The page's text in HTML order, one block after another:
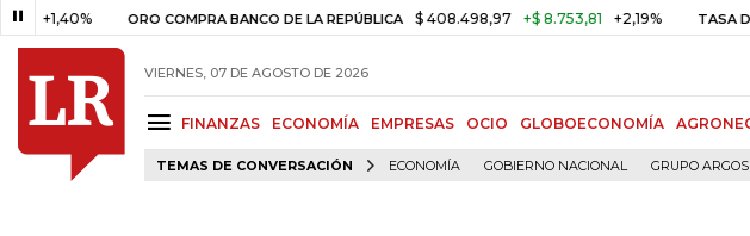
ORO COMPRA BANCO DE LA REPÚBLICA $ 408.498,97 +$ 8.753,81 +2,19% TASA DE
VIERNES, 07 DE AGOSTO DE 2026
FINANZAS ECONOMÍA EMPRESAS OCIO GLOBOECONOMÍA
TEMAS DE CONVERSACIÓN ECONOMÍA GOBIERNO NACIONAL GRUPO ARGOS